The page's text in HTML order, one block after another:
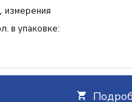
измерения
в упаковке: